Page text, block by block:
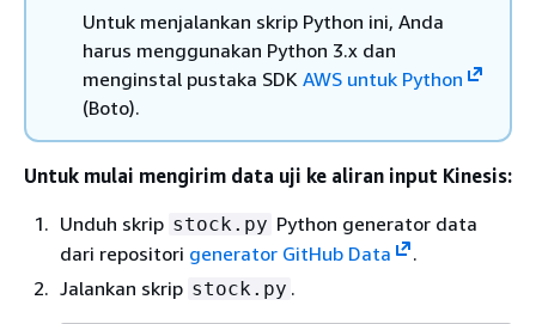
Untuk menjalankan skrip Python ini, Anda
harus menggunakan Python 3.x dan
menginstal pustaka SDK AWS untuk Python
(Boto).
Untuk mulai mengirim data uji ke aliran input Kinesis:
Unduh skrip stock.py Python generator data
dari repositori generator GitHub Data
.
Jalankan skrip stock.py .